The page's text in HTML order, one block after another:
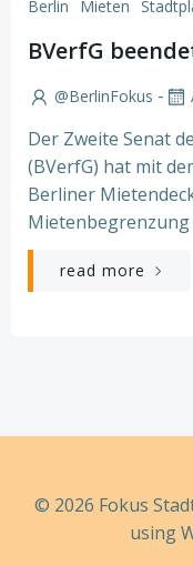
Berlin Mieten
BVerfG
@BerlinFokus -
Der Zweite Senat
(BVerfG) hat mit
Berliner
read more
© 2026 Fokus
using